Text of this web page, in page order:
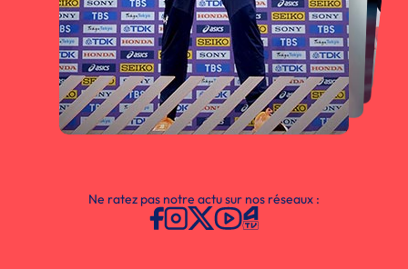
Ne ratez pas notre actu sur nos réseaux :